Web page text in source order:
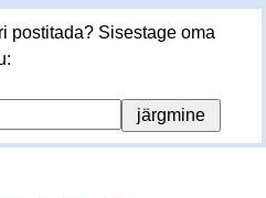
postitada? Sisestage oma